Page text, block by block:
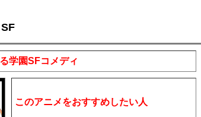
学園SFコメディ
このアニメをおすすめしたい人